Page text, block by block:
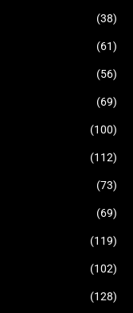
(38)
(61)
(56)
(69)
(100)
(112)
(73)
(69)
(119)
(102)
(128)